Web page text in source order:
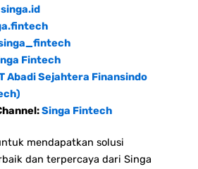
singa.id
Fintech
Abadi Sejahtera Finansindo
Singa Fintech
mendapatkan solusi
dan terpercaya dari Singa